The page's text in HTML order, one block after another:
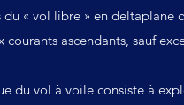
« vol libre » en deltaplane
ascendants, sauf
vol à voile consiste à